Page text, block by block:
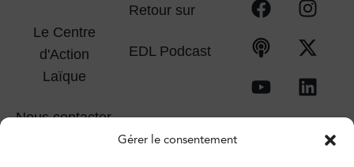
Gérer le consentement
Le Centre
d'Action
Laïque
Nous contacter
Retour sur
EDL Podcast